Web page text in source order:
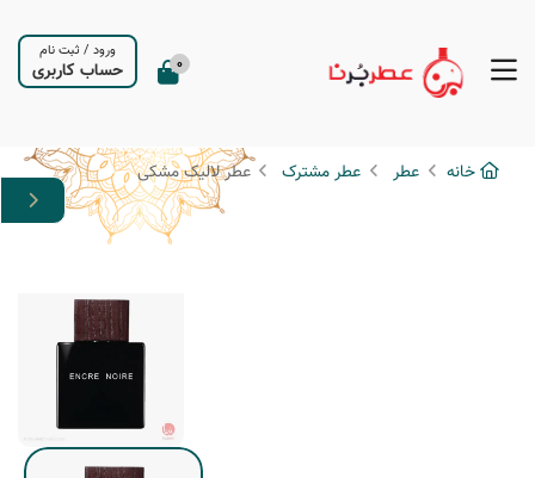
0
ورود / ثبت نام
حساب کاربری
خانه عطر عطر مشترک عطر لالیک مشکی